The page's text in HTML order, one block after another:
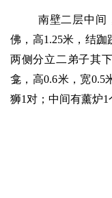
南壁二层中间
佛，高1.25米，结
两侧分立二弟子其
龛，高0.6米，宽0.5
狮1对；中间有薰炉1